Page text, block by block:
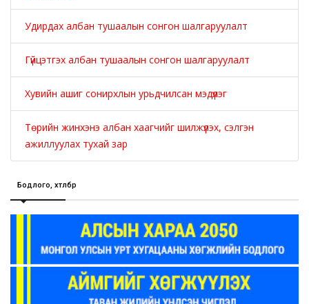
Удирдах албан тушаалын сонгон шалгаруулалт
Гүйцэтгэх албан тушаалын сонгон шалгаруулалт
Хувийн ашиг сонирхлын урьдчилсан мэдүүлэг
Төрийн жинхэнэ албан хаагчийг шилжүүлэх, сэлгэн
ажиллуулах тухай зар
Бодлого, хөтөлбөр